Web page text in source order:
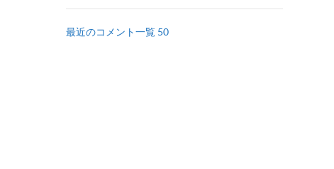
最近のコメント一覧 50